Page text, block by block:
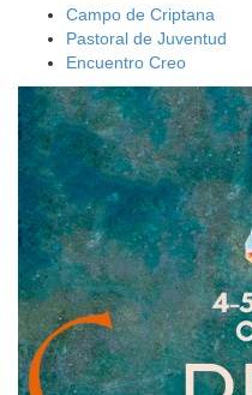
Campo de Criptana
Pastoral de Juventud
Encuentro Creo